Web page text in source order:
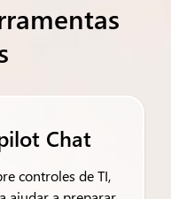
Chat
controles de TI,